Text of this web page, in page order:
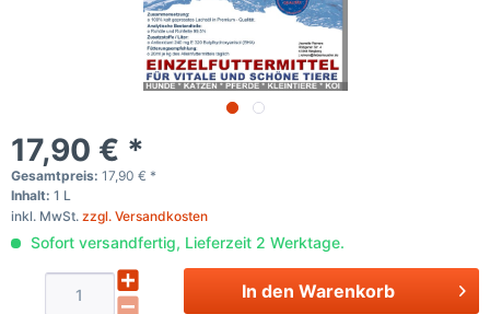
17,90 € *
Gesamtpreis: 17,90 € *
Inhalt: 1 L
inkl. MwSt. zzgl. Versandkosten
Sofort versandfertig, Lieferzeit 2 Werktage.
In den Warenkorb